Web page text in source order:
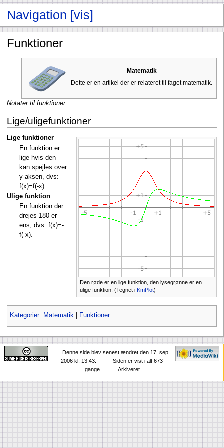
Funktioner
Matematik
Dette er en artikel der er relateret til faget matematik.
Notater til funktioner.
Lige/uligefunktioner
Den røde er en lige funktion, den lysegrønne er en
ulige funktion. (Tegnet iKmPlot)
Lige funktioner
En funktion er
lige hvis den
kan spejles over
y-aksen, dvs:
f(x)=f(-x).
Ulige funktion
En funktion der
drejes 180 er
ens, dvs: f(x)=-
f(-x).
Kategorier: Matematik| Funktioner
Denne side blev senest ændret den 17. sep
2006 kl. 13:43.
Siden er vist i alt 673
gange.
Arkiveret